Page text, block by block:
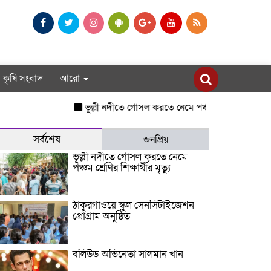
কৃষি সংবাদ আরো
ভূল্লী নদীতে গোসল করতে নেমে পঞ্চম শ্রেণির শিক্ষার্থীর মৃত্যু
সর্বশেষ জনপ্রিয়
ভূল্লী নদীতে গোসল করতে নেমে
পঞ্চম শ্রেণির শিক্ষার্থীর মৃত্যু
ঠাকুরগাঁওয়ে স্কুল সেনসিটাইজেশন
প্রোগ্রাম অনুষ্ঠিত
বলিউড অভিনেতা সালমান খান